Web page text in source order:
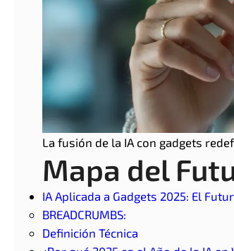
La fusión de la IA con gadgets
Mapa del
IA Aplicada a Gadgets 2025: El
BREADCRUMBS:
Definición Técnica